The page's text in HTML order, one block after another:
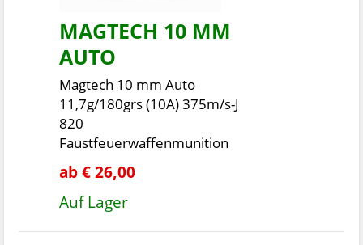
MAGTECH 10 MM
AUTO
Magtech 10 mm Auto
11,7g/180grs (10A) 375m/s-J
820
Faustfeuerwaffenmunition
ab € 26,00
Auf Lager